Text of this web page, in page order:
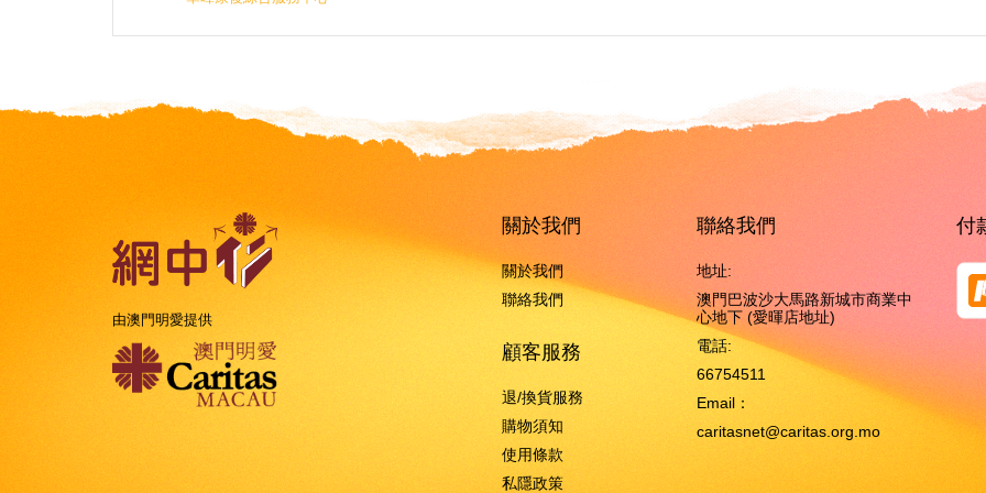
由澳門明愛提供
關於我們
關於我們
聯絡我們
顧客服務
退/換貨服務
購物須知
使用條款
私隱政策
聯絡我們
地址:
澳門巴波沙大馬路新城市商業中
心地下 (愛暉店地址)
電話:
66754511
Email：
caritasnet@caritas.org.mo
付